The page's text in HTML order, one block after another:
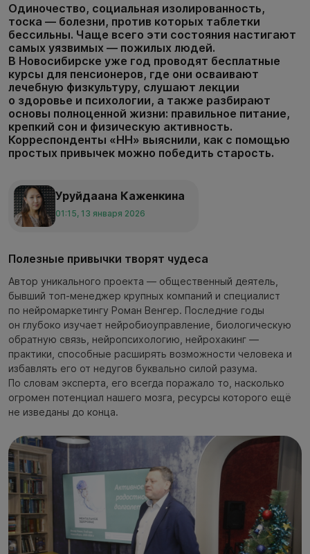
Одиночество, социальная изолированность,
тоска — болезни, против которых таблетки
бессильны. Чаще всего эти состояния настигают
самых уязвимых — пожилых людей.
В Новосибирске уже год проводят бесплатные
курсы для пенсионеров, где они осваивают
лечебную физкультуру, слушают лекции
о здоровье и психологии, а также разбирают
основы полноценной жизни: правильное питание,
крепкий сон и физическую активность.
Корреспонденты «НН» выяснили, как с помощью
простых привычек можно победить старость.
Уруйдаана Каженкина
01:15, 13 января 2026
Полезные привычки творят чудеса
Автор уникального проекта — общественный деятель,
бывший топ-менеджер крупных компаний и специалист
по нейромаркетингу Роман Венгер. Последние годы
он глубоко изучает нейробиоуправление, биологическую
обратную связь, нейропсихологию, нейрохакинг —
практики, способные расширять возможности человека и
избавлять его от недугов буквально силой разума.
По словам эксперта, его всегда поражало то, насколько
огромен потенциал нашего мозга, ресурсы которого ещё
не изведаны до конца.